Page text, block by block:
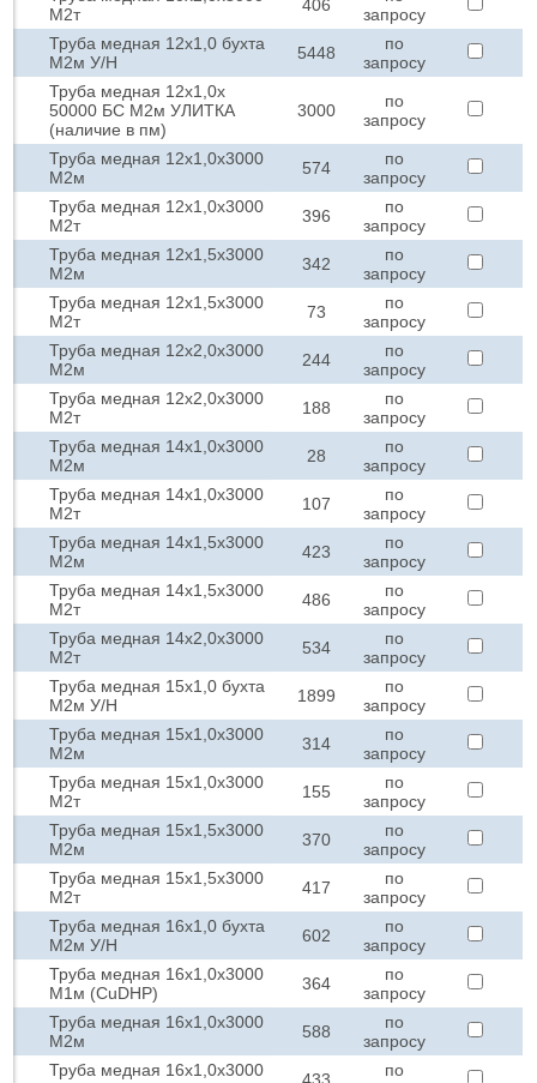
М2т
406
запросу
Труба медная 12х1,0 бухта
М2м У/Н
5448
по
запросу
Труба медная 12х1,0х
50000 БС М2м УЛИТКА
(наличие в пм)
3000
по
запросу
Труба медная 12х1,0х3000
М2м
574
по
запросу
Труба медная 12х1,0х3000
М2т
396
по
запросу
Труба медная 12х1,5х3000
М2м
342
по
запросу
Труба медная 12х1,5х3000
М2т
73
по
запросу
Труба медная 12х2,0х3000
М2м
244
по
запросу
Труба медная 12х2,0х3000
М2т
188
по
запросу
Труба медная 14х1,0х3000
М2м
28
по
запросу
Труба медная 14х1,0х3000
М2т
107
по
запросу
Труба медная 14х1,5х3000
М2м
423
по
запросу
Труба медная 14х1,5х3000
М2т
486
по
запросу
Труба медная 14х2,0х3000
М2т
534
по
запросу
Труба медная 15х1,0 бухта
М2м У/Н
1899
по
запросу
Труба медная 15х1,0х3000
М2м
314
по
запросу
Труба медная 15х1,0х3000
М2т
155
по
запросу
Труба медная 15х1,5х3000
М2м
370
по
запросу
Труба медная 15х1,5х3000
М2т
417
по
запросу
Труба медная 16х1,0 бухта
М2м У/Н
602
по
запросу
Труба медная 16х1,0х3000
М1м (СuDHP)
364
по
запросу
Труба медная 16х1,0х3000
М2м
588
по
запросу
Труба медная 16х1,0х3000
по